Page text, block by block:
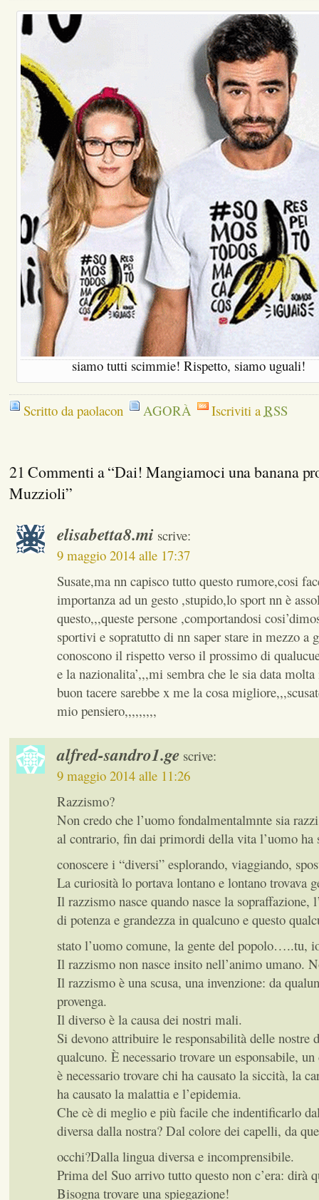
siamo tutti scimmie! Rispetto, siamo uguali!
Scritto da paolacon AGORÀ Iscriviti a RSS
21 Commenti a “Dai! Mangiamoci una banana
Muzzioli”
elisabetta8.mi scrive:
9 maggio 2014 alle 17:37
Susate,ma nn capisco tutto questo rumore,cosi
importanza ad un gesto ,stupido,lo sport nn è
questo,,,queste persone ,comportandosi
sportivi e sopratutto di nn saper stare in mezzo a
conoscono il rispetto verso il prossimo di
e la nazionalita’,,,mi sembra che le sia data
buon tacere sarebbe x me la cosa
mio pensiero,,,,,,,,,
alfred-sandro1.ge scrive:
9 maggio 2014 alle 11:26
Razzismo?
Non credo che l’uomo fondalmentalmnte sia
al contrario, fin dai primordi della vita l’uomo ha
conoscere i “diversi” esplorando, viaggiando,
La curiosità lo portava lontano e lontano trovava
Il razzismo nasce quando nasce la sopraffazione,
di potenza e grandezza in qualcuno e questo
stato l’uomo comune, la gente del popolo…..tu,
Il razzismo non nasce insito nell’animo umano.
Il razzismo è una scusa, una invenzione: da
provenga.
Il diverso è la causa dei nostri mali.
Si devono attribuire le responsabilità delle nostre
qualcuno. È necessario trovare un esponsabile,
è necessario trovare chi ha causato la siccità, la
ha causato la malattia e l’epidemia.
Che cè di meglio e più facile che indentificarlo
diversa dalla nostra? Dal colore dei capelli, da
occhi?Dalla lingua diversa e incomprensibile.
Prima del Suo arrivo tutto questo non c’era: dirà
Bisogna trovare una spiegazione!